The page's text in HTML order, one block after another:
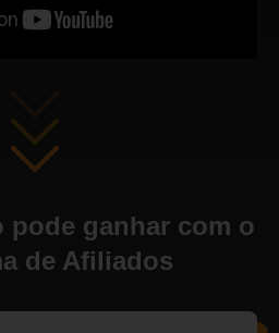
pode ganhar com o
de Afiliados